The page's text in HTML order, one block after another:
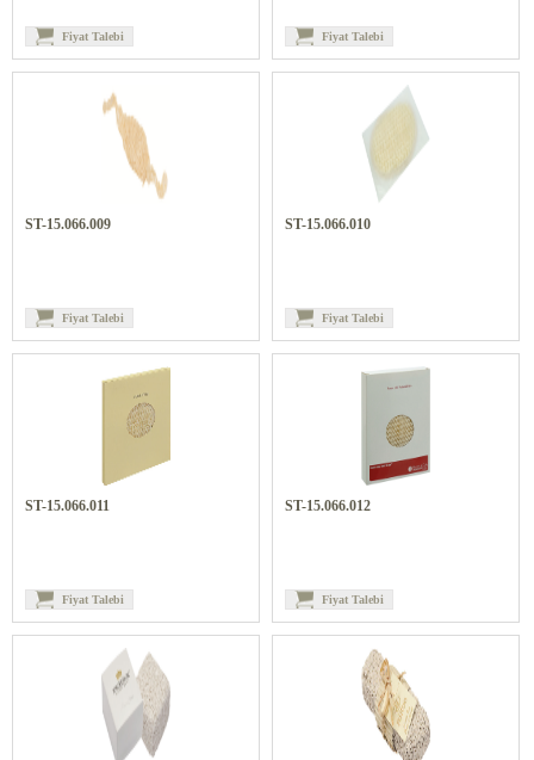
Fiyat Talebi Fiyat Talebi
ST-15.066.009
Fiyat Talebi
ST-15.066.010
Fiyat Talebi
ST-15.066.011
Fiyat Talebi
ST-15.066.012
Fiyat Talebi